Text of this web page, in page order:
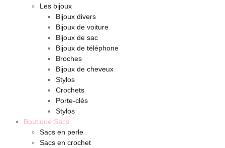
Les bijoux
Bijoux divers
Bijoux de voiture
Bijoux de sac
Bijoux de téléphone
Broches
Bijoux de cheveux
Stylos
Crochets
Porte-clés
Stylos
Boutique Sacs
Sacs en perle
Sacs en crochet